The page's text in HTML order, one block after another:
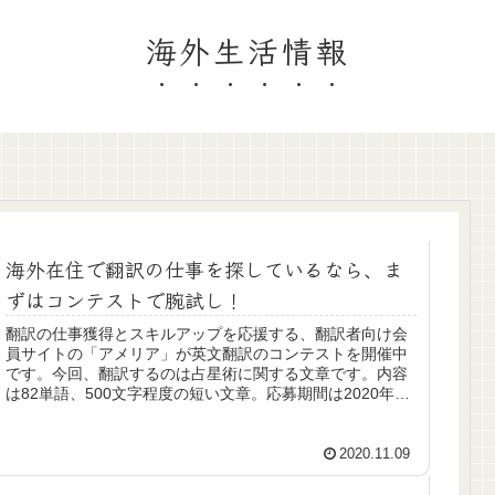
海外生活情報
海外在住で翻訳の仕事を探しているなら、ま
ずはコンテストで腕試し！
翻訳の仕事獲得とスキルアップを応援する、翻訳者向け会
員サイトの「アメリア」が英文翻訳のコンテストを開催中
です。今回、翻訳するのは占星術に関する文章です。内容
は82単語、500文字程度の短い文章。応募期間は2020年11
2020.11.09